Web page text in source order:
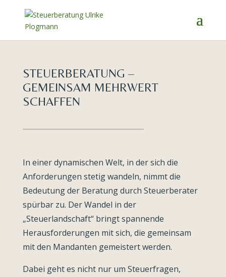
STEUER­BERATUNG –
GEMEINSAM MEHRWERT
SCHAFFEN
In einer dynamischen Welt, in der sich die
Anforderungen stetig wandeln, nimmt die
Bedeutung der Beratung durch Steuerberater
spürbar zu. Der Wandel in der
„Steuerlandschaft“ bringt spannende
Herausforderungen mit sich, die gemeinsam
mit den Mandanten gemeistert werden.
Dabei geht es nicht nur um Steuerfragen,